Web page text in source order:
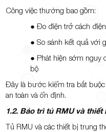
Công việc thường bao gồm:
● Đo điện trở cách
● So sánh kết quả với
● Phát hiện sớm nguy
bộ
Đây là bước kiểm tra bắt
an toàn và ổn định.
1.2. Bảo trì tủ RMU và
Tủ RMU và các thiết bị trung